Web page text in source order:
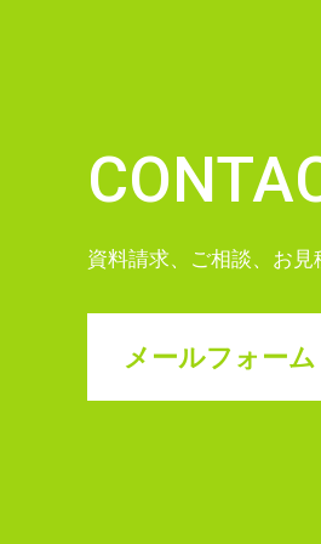
資料請求、ご相談、お見
メールフォーム